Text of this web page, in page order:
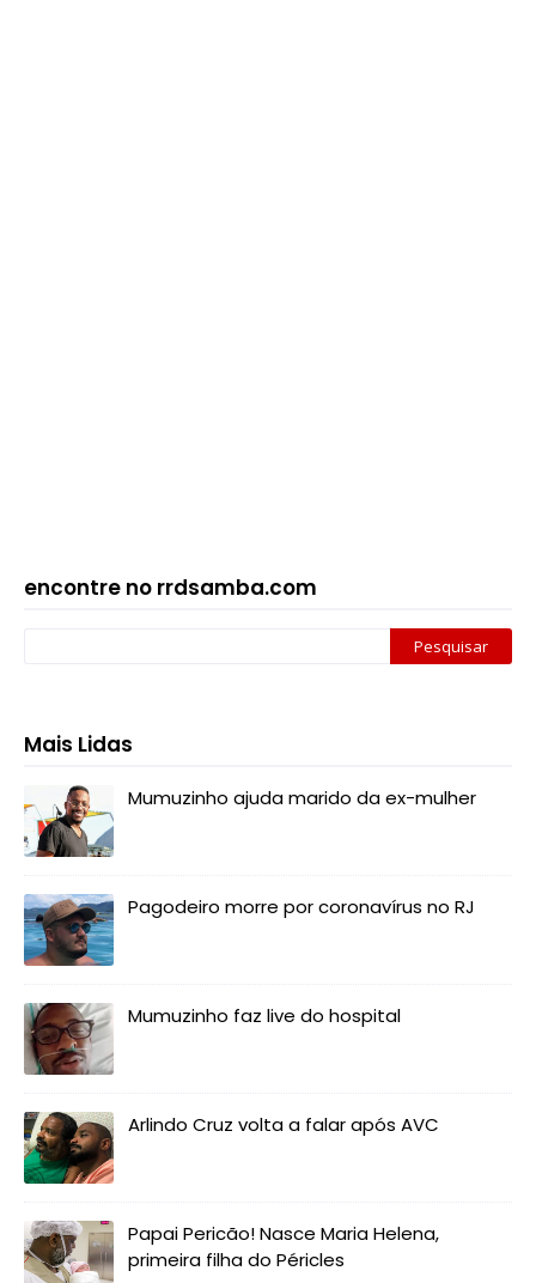
encontre no rrdsamba.com
Mais Lidas
Mumuzinho ajuda marido da ex-mulher
Pagodeiro morre por coronavírus no RJ
Mumuzinho faz live do hospital
Arlindo Cruz volta a falar após AVC
Papai Pericão! Nasce Maria Helena,
primeira filha do Péricles